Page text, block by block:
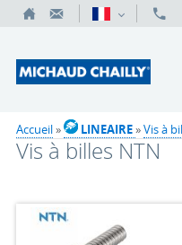
Accueil» LINEAIRE»Vis à
Vis à billes NTN